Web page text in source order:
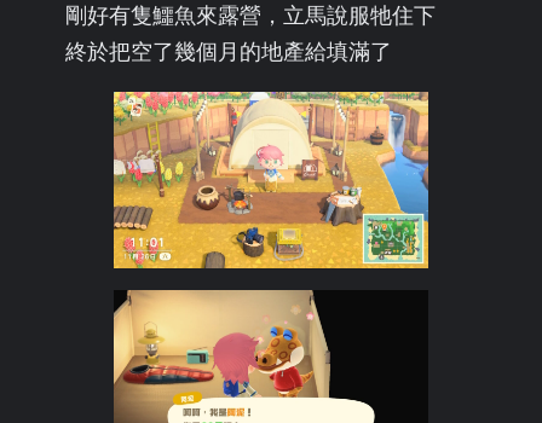
剛好有隻鱷魚來露營，立馬說服牠住下
終於把空了幾個月的地產給填滿了